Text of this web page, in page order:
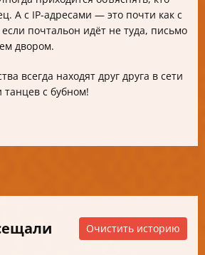
А с IP-адресами — это почти как с
почтальон идёт не туда, письмо
двором.
всегда находят друг друга в сети
с бубном!
Очистить историю